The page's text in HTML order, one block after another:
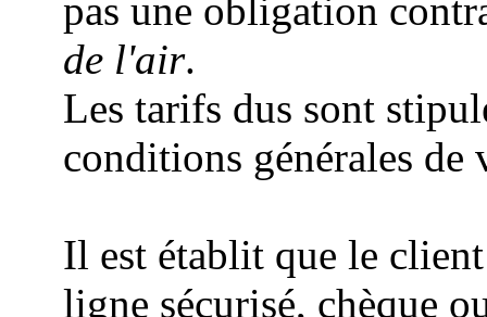
pas une obligation
de l'air.
Les tarifs dus sont
conditions générales de
Il est établit que le
ligne sécurisé, chèque